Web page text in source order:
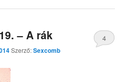
– A rák
Szerző:Sexcomb
4